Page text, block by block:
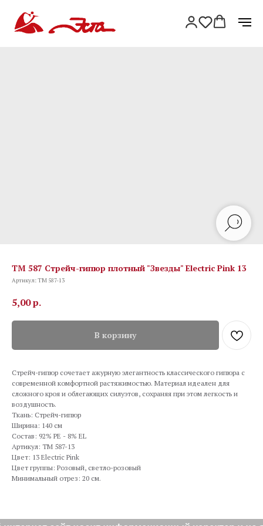
TM 587 Стрейч-гипюр плотный "Звезды" Electric Pink 13
Артикул:TM 587-13
5,00р.
В корзину
Стрейч-гипюр сочетает ажурную элегантность классического гипюра с
современной комфортной растяжимостью. Материал идеален для
сложного кроя и облегающих силуэтов, сохраняя при этом легкость и
воздушность.
Ткань: Стрейч-гипюр
Ширина: 140 см
Состав: 92% PE - 8% EL
Артикул: TM 587-13
Цвет: 13 Electric Pink
Цвет группы: Розовый, светло-розовый
Минимальный отрез: 20 см.